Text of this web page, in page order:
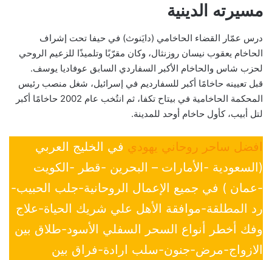
مسيرته الدينية
درس عمّار القضاء الحاخامي (دايَنوث) في حيفا تحت إشراف
الحاخام يعقوب نيسان روزنثال، وكان مقرّبًا وتلميذًا للزعيم الروحي
لحزب شاس والحاخام الأكبر السفاردي السابق عوفاديا يوسف.
قبل تعيينه حاخامًا أكبر للسفارديم في إسرائيل، شغل منصب رئيس
المحكمة الحاخامية في بيتاح تكفا، ثم انتُخب عام 2002 حاخامًا أكبر
لتل أبيب، كأول حاخام أوحد للمدينة.
افضل ساحر روحاني يهودي في الخليج العربي
(السعودية -الأمارات – البحرين -قطر -الكويت
-عمان ) في جميع الإعمال الروحانية-جلب الحبيب-
رد المطلقة-موافقة الأهل علي شريك الحياة-علاج
وفك أخطر أنواع السحر السفلي الأسود-طلاق بين
الازواج-مرض-جنون-سلب ارادة-فراق بين